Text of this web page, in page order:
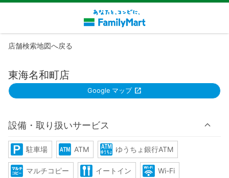
店舗検索地図へ戻る
東海名和町店
Google マップ
設備・取り扱いサービス
駐車場 ATM ゆうちょ銀行ATM
マルチコピー イートイン Wi-Fi